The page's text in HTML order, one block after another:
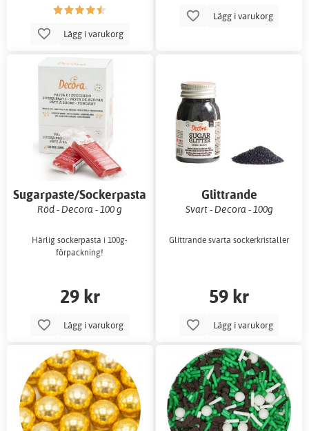
Lägg i varukorg
Lägg i varukorg
Sugarpaste/Sockerpasta
Röd - Decora - 100 g
Härlig sockerpasta i 100g-
förpackning!
29 kr
Lägg i varukorg
Glittrande
sockerkristaller
Svart - Decora - 100g
Glittrande svarta sockerkristaller
59 kr
Lägg i varukorg